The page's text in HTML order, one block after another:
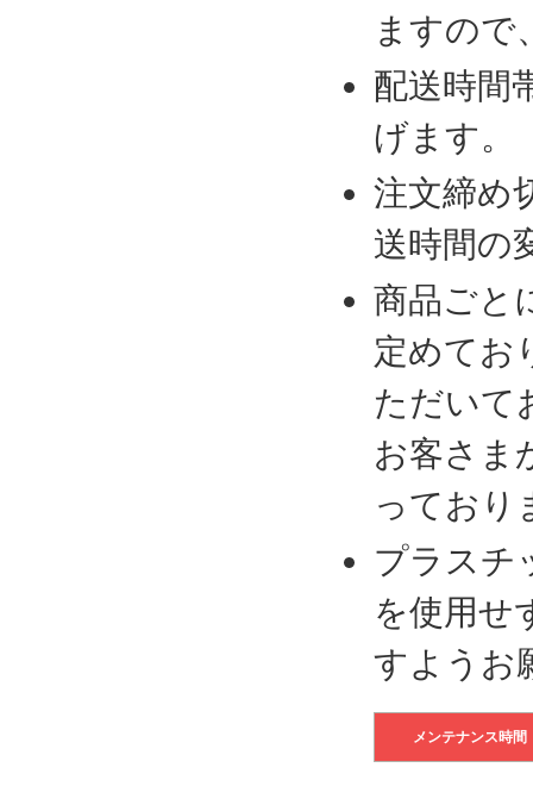
ますので
配送時間
げます。
注文締め
送時間の
商品ごと
定めてお
ただいて
お客さま
っており
プラスチ
を使用せ
すようお
メンテナンス時間